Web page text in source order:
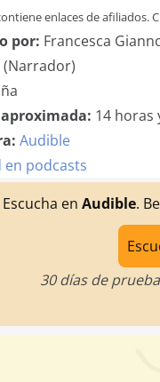
enlaces de afiliados.
por: Francesca
(Narrador)
14 horas
Audible
en podcasts
Escucha en Audible.
30 días de